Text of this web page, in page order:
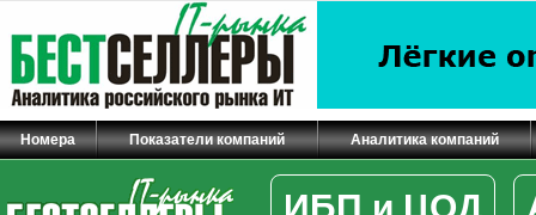
Номера Показатели компаний Аналитика компаний